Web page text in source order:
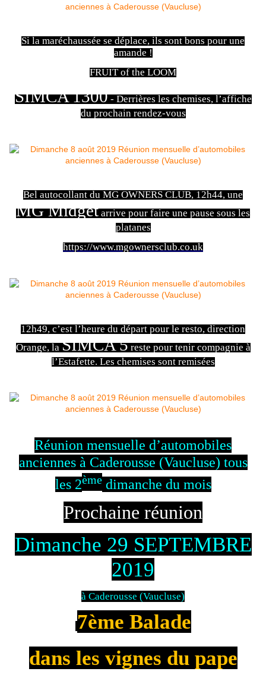
Si la maréchaussée se déplace, ils sont bons pour une
amande !
FRUIT of the LOOM
SIMCA 1300 - Derrières les chemises, l’affiche
du prochain rendez-vous
Bel autocollant du MG OWNERS CLUB, 12h44, une
MG Midget arrive pour faire une pause sous les
platanes
https://www.mgownersclub.co.uk
12h49, c’est l’heure du départ pour le resto, direction
Orange, la SIMCA 5 reste pour tenir compagnie à
l’Estafette. Les chemises sont remisées
Réunion mensuelle d’automobiles
anciennes à Caderousse (Vaucluse) tous
les 2èmedimanche du mois
Prochaine réunion
Dimanche 29 SEPTEMBRE
2019
à Caderousse (Vaucluse)
7ème Balade
dans les vignes du pape